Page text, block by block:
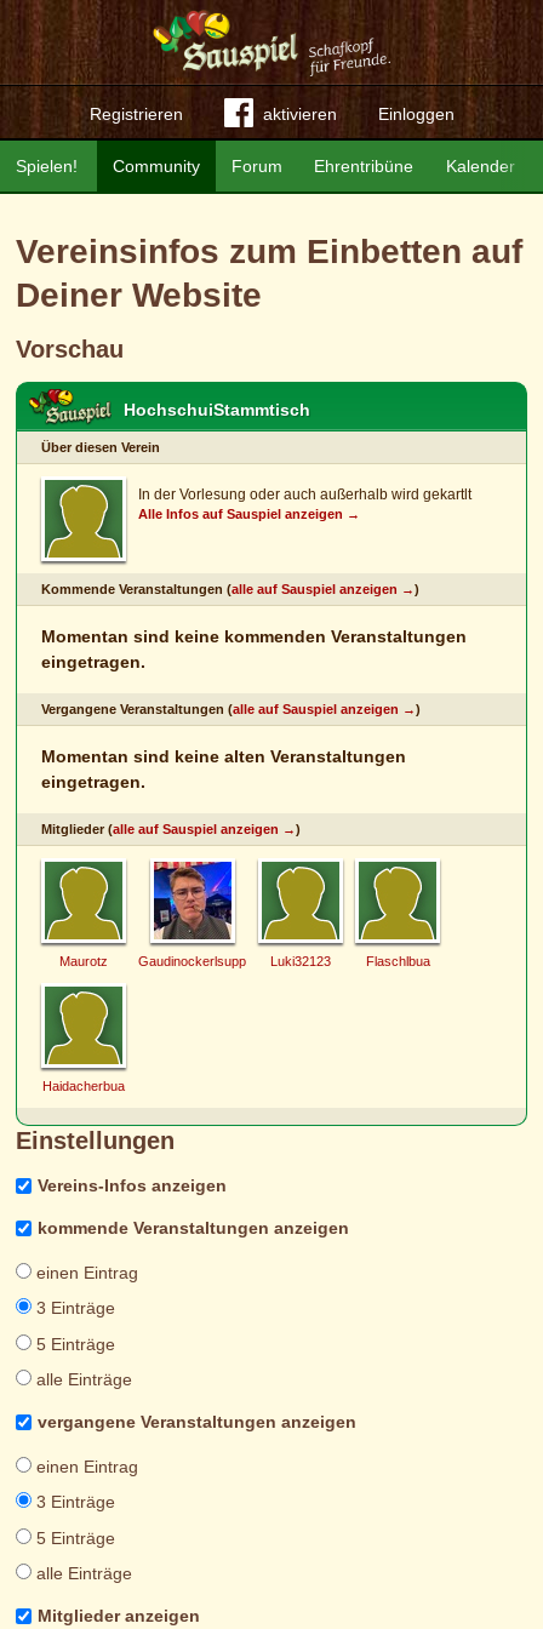
Registrieren aktivieren Einloggen
Community Forum Ehrentribüne Kalender
Spielen!
Vereinsinfos zum Einbetten auf
Deiner Website
Vorschau
HochschuiStammtisch
Über diesen Verein
In der Vorlesung oder auch außerhalb wird gekartlt
Alle Infos auf Sauspiel anzeigen →
Kommende Veranstaltungen (alle auf Sauspiel anzeigen →)
Momentan sind keine kommenden Veranstaltungen
eingetragen.
Vergangene Veranstaltungen (alle auf Sauspiel anzeigen →)
Momentan sind keine alten Veranstaltungen
eingetragen.
Mitglieder (alle auf Sauspiel anzeigen →)
Maurotz Gaudinockerlsupp Luki32123 Flaschlbua
Haidacherbua
Einstellungen
Vereins-Infos anzeigen
kommende Veranstaltungen anzeigen
einen Eintrag
3 Einträge
5 Einträge
alle Einträge
vergangene Veranstaltungen anzeigen
einen Eintrag
3 Einträge
5 Einträge
alle Einträge
Mitglieder anzeigen